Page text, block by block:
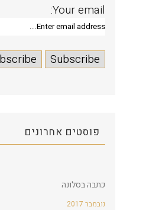
Your email:
פוסטים אחרונים
כתבה בסלונה
2017 נובמבר